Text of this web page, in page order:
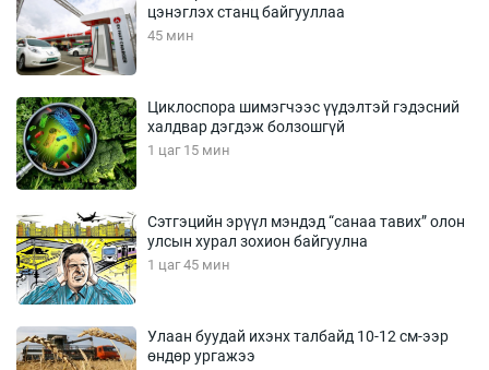
цэнэглэх станц байгууллаа
45 мин
Циклоспора шимэгчээс үүдэлтэй гэдэсний
халдвар дэгдэж болзошгүй
1 цаг 15 мин
Сэтгэцийн эрүүл мэндэд “санаа тавих” олон
улсын хурал зохион байгуулна
1 цаг 45 мин
Улаан буудай ихэнх талбайд 10-12 см-ээр
өндөр ургажээ